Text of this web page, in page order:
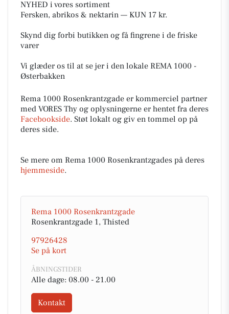
NYHED i vores sortiment
Fersken, abrikos & nektarin — KUN 17 kr.
Skynd dig forbi butikken og få fingrene i de friske
varer
Vi glæder os til at se jer i den lokale REMA 1000 -
Østerbakken
Rema 1000 Rosenkrantzgade er kommerciel partner
med VORES Thy og oplysningerne er hentet fra deres
Facebookside. Støt lokalt og giv en tommel op på
deres side.
Se mere om Rema 1000 Rosenkrantzgades på deres
hjemmeside.
Rema 1000 Rosenkrantzgade
Rosenkrantzgade 1, Thisted
97926428
Se på kort
ÅBNINGSTIDER
Alle dage: 08.00 - 21.00
Kontakt